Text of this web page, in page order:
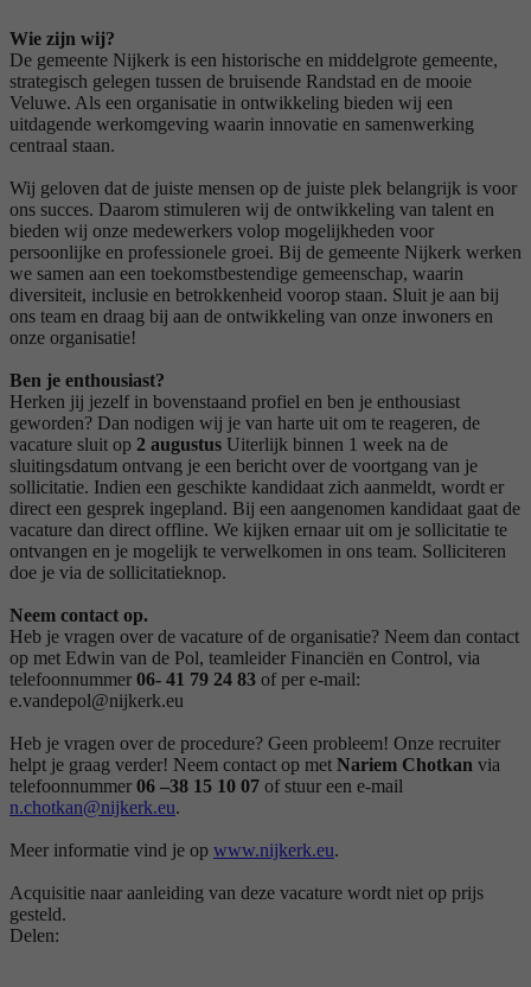
Wie zijn wij?
De gemeente Nijkerk is een historische en middelgrote gemeente,
strategisch gelegen tussen de bruisende Randstad en de mooie
Veluwe. Als een organisatie in ontwikkeling bieden wij een
uitdagende werkomgeving waarin innovatie en samenwerking
centraal staan.
Wij geloven dat de juiste mensen op de juiste plek belangrijk is voor
ons succes. Daarom stimuleren wij de ontwikkeling van talent en
bieden wij onze medewerkers volop mogelijkheden voor
persoonlijke en professionele groei. Bij de gemeente Nijkerk werken
we samen aan een toekomstbestendige gemeenschap, waarin
diversiteit, inclusie en betrokkenheid voorop staan. Sluit je aan bij
ons team en draag bij aan de ontwikkeling van onze inwoners en
onze organisatie!
Ben je enthousiast?
Herken jij jezelf in bovenstaand profiel en ben je enthousiast
geworden? Dan nodigen wij je van harte uit om te reageren, de
vacature sluit op 2 augustus Uiterlijk binnen 1 week na de
sluitingsdatum ontvang je een bericht over de voortgang van je
sollicitatie. Indien een geschikte kandidaat zich aanmeldt, wordt er
direct een gesprek ingepland. Bij een aangenomen kandidaat gaat de
vacature dan direct offline. We kijken ernaar uit om je sollicitatie te
ontvangen en je mogelijk te verwelkomen in ons team. Solliciteren
doe je via de sollicitatieknop.
Neem contact op.
Heb je vragen over de vacature of de organisatie? Neem dan contact
op met Edwin van de Pol, teamleider Financiën en Control, via
telefoonnummer 06- 41 79 24 83 of per e-mail:
e.vandepol@nijkerk.eu
Heb je vragen over de procedure? Geen probleem! Onze recruiter
helpt je graag verder! Neem contact op met Nariem Chotkan via
telefoonnummer 06 –38 15 10 07 of stuur een e-mail
n.chotkan@nijkerk.eu.
Meer informatie vind je op www.nijkerk.eu.
Acquisitie naar aanleiding van deze vacature wordt niet op prijs
gesteld.
Delen: